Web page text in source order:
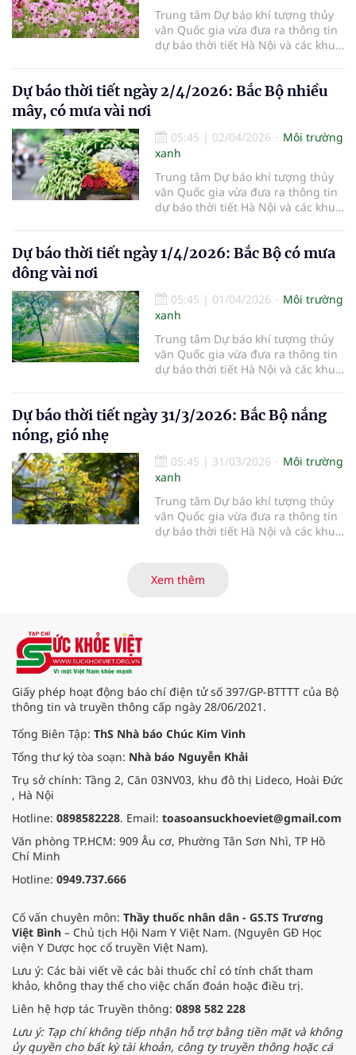
Trung tâm Dự báo khí tượng thủy
văn Quốc gia vừa đưa ra thông tin
dự báo thời tiết Hà Nội và các khu
Dự báo thời tiết ngày 2/4/2026: Bắc Bộ nhiều
mây, có mưa vài nơi
05:45 | 02/04/2026
Môi trường
xanh
Trung tâm Dự báo khí tượng thủy
văn Quốc gia vừa đưa ra thông tin
dự báo thời tiết Hà Nội và các khu
Dự báo thời tiết ngày 1/4/2026: Bắc Bộ có mưa
dông vài nơi
05:45 | 01/04/2026
Môi trường
xanh
Trung tâm Dự báo khí tượng thủy
văn Quốc gia vừa đưa ra thông tin
dự báo thời tiết Hà Nội và các khu
Dự báo thời tiết ngày 31/3/2026: Bắc Bộ nắng
nóng, gió nhẹ
05:45 | 31/03/2026
Môi trường
xanh
Trung tâm Dự báo khí tượng thủy
văn Quốc gia vừa đưa ra thông tin
dự báo thời tiết Hà Nội và các khu
Xem thêm
Giấy phép hoạt động báo chí điện tử số 397/GP-BTTTT của Bộ
thông tin và truyền thông cấp ngày 28/06/2021.
Tổng Biên Tập: ThS Nhà báo Chúc Kim Vinh
Tổng thư ký tòa soạn: Nhà báo Nguyễn Khải
Trụ sở chính: Tầng 2, Căn 03NV03, khu đô thị Lideco, Hoài Đức
, Hà Nội
Hotline: 0898582228. Email: toasoansuckhoeviet@gmail.com
Văn phòng TP.HCM: 909 Âu cơ, Phường Tân Sơn Nhì, TP Hồ
Chí Minh
Hotline: 0949.737.666
Cố vấn chuyên môn: Thầy thuốc nhân dân - GS.TS Trương
Việt Bình – Chủ tịch Hội Nam Y Việt Nam. (Nguyên GĐ Học
viện Y Dược học cổ truyền Việt Nam).
Lưu ý: Các bài viết về các bài thuốc chỉ có tính chất tham
khảo, không thay thế cho việc chẩn đoán hoặc điều trị.
Liên hệ hợp tác Truyền thông: 0898 582 228
Lưu ý: Tạp chí không tiếp nhận hỗ trợ bằng tiền mặt và không
ủy quyền cho bất kỳ tài khoản, công ty truyền thông hoặc cá